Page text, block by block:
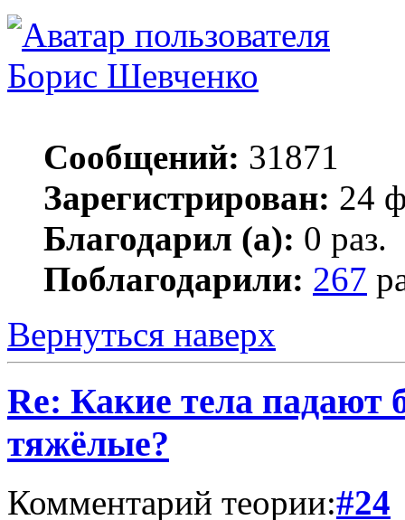
Борис Шевченко
Сообщений: 31871
Зарегистрирован: 24
Благодарил (а): 0 раз.
Поблагодарили: 267
Вернуться наверх
Re: Какие тела падают
тяжёлые?
Комментарий теории:#24